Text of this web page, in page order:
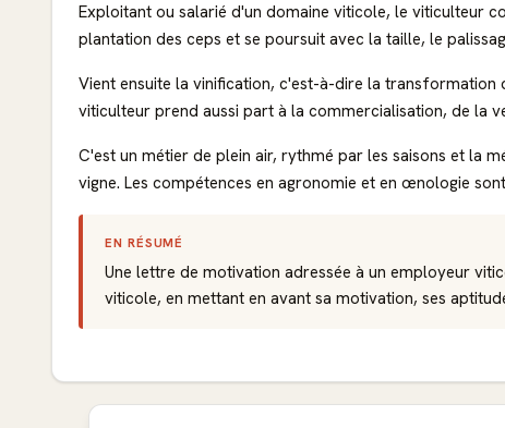
Exploitant ou salarié d'un domaine viticole, le viticulteur
plantation des ceps et se poursuit avec la taille, le
Vient ensuite la vinification, c'est-à-dire la transformation
viticulteur prend aussi part à la commercialisation, de la
C'est un métier de plein air, rythmé par les saisons et la
vigne. Les compétences en agronomie et en œnologie
EN RÉSUMÉ
Une lettre de motivation adressée à un employeur
viticole, en mettant en avant sa motivation, ses